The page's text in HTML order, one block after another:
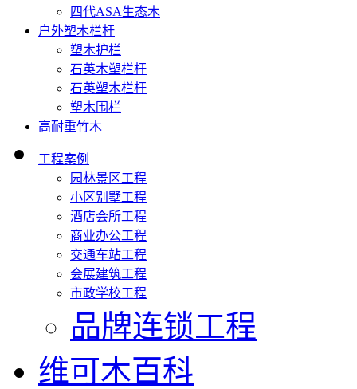
四代ASA生态木
户外塑木栏杆
塑木护栏
石英木塑栏杆
石英塑木栏杆
塑木围栏
高耐重竹木
工程案例
园林景区工程
小区别墅工程
酒店会所工程
商业办公工程
交通车站工程
会展建筑工程
市政学校工程
品牌连锁工程
维可木百科